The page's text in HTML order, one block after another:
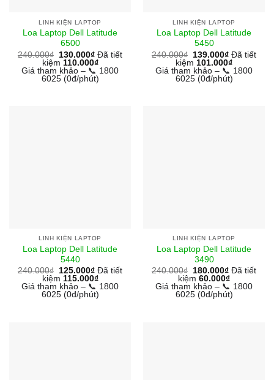
LINH KIỆN LAPTOP
Loa Laptop Dell Latitude
6500
240.000₫ 130.000₫ Đã tiết
kiệm 110.000₫
Giá tham khảo – 📞 1800
6025 (0đ/phút)
LINH KIỆN LAPTOP
Loa Laptop Dell Latitude
5450
240.000₫ 139.000₫ Đã tiết
kiệm 101.000₫
Giá tham khảo – 📞 1800
6025 (0đ/phút)
LINH KIỆN LAPTOP
Loa Laptop Dell Latitude
5440
240.000₫ 125.000₫ Đã tiết
kiệm 115.000₫
Giá tham khảo – 📞 1800
6025 (0đ/phút)
LINH KIỆN LAPTOP
Loa Laptop Dell Latitude
3490
240.000₫ 180.000₫ Đã tiết
kiệm 60.000₫
Giá tham khảo – 📞 1800
6025 (0đ/phút)